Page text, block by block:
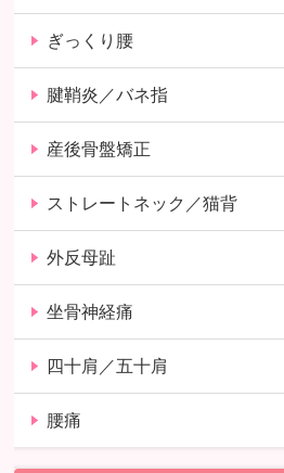
ぎっくり腰
腱鞘炎／バネ指
産後骨盤矯正
ストレートネック／猫背
外反母趾
坐骨神経痛
四十肩／五十肩
腰痛